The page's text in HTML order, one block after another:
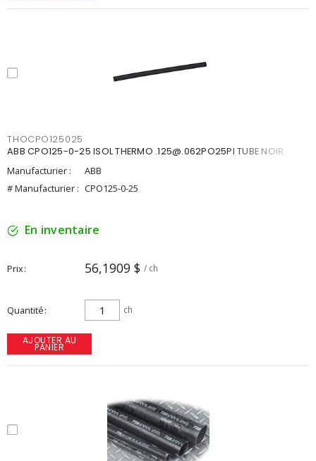
THOCPO125025
ABB CPO125-0-25 ISOL THERMO .125@.062PO25PI TUBE NOIR
Manufacturier :
ABB
# Manufacturier : CPO125-0-25
En inventaire
Prix 56,1909 $ / ch
Quantité ch
AJOUTER AU
PANIER